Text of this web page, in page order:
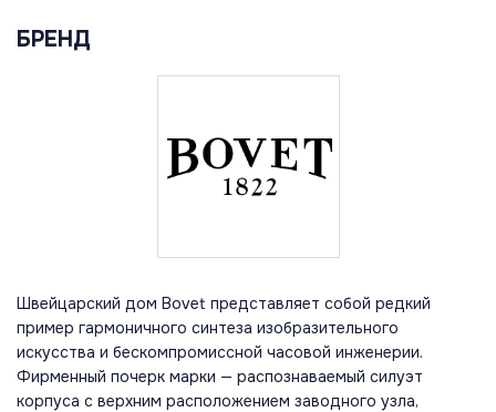
БРЕНД
Швейцарский дом Bovet представляет собой редкий
пример гармоничного синтеза изобразительного
искусства и бескомпромиссной часовой инженерии.
Фирменный почерк марки — распознаваемый силуэт
корпуса с верхним расположением заводного узла,